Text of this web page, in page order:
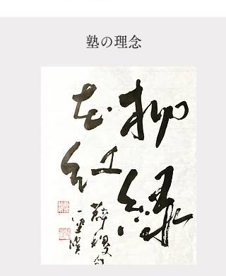
塾の理念